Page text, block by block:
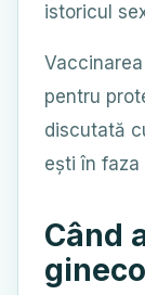
istoricul
pentru
discutată
ești în faza
Când